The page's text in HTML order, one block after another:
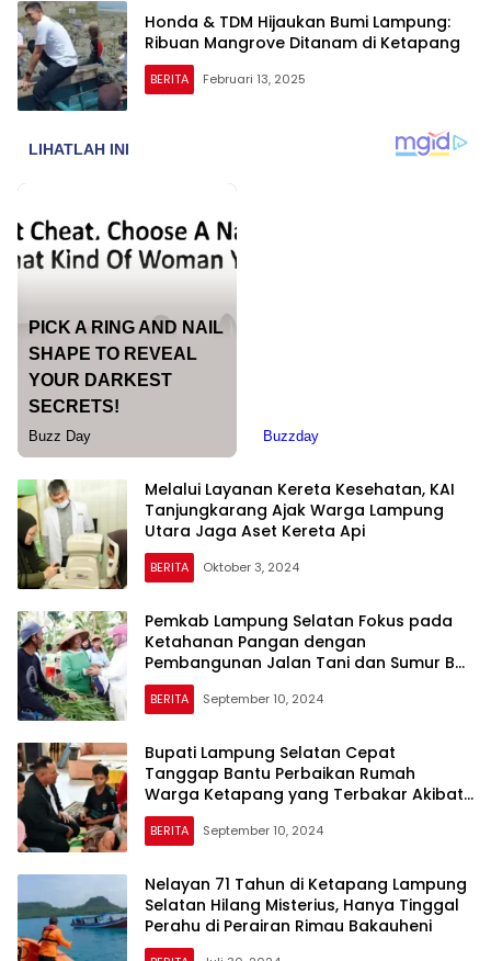
Honda & TDM Hijaukan Bumi Lampung:
Ribuan Mangrove Ditanam di Ketapang
BERITA Februari 13, 2025
Melalui Layanan Kereta Kesehatan, KAI
Tanjungkarang Ajak Warga Lampung
Utara Jaga Aset Kereta Api
BERITA Oktober 3, 2024
Pemkab Lampung Selatan Fokus pada
Ketahanan Pangan dengan
Pembangunan Jalan Tani dan Sumur Bor
di Bangun Rejo Ketapang pada
September 2024
BERITA September 10, 2024
Bupati Lampung Selatan Cepat
Tanggap Bantu Perbaikan Rumah
Warga Ketapang yang Terbakar Akibat
Korsleting Listrik
BERITA September 10, 2024
Nelayan 71 Tahun di Ketapang Lampung
Selatan Hilang Misterius, Hanya Tinggal
Perahu di Perairan Rimau Bakauheni